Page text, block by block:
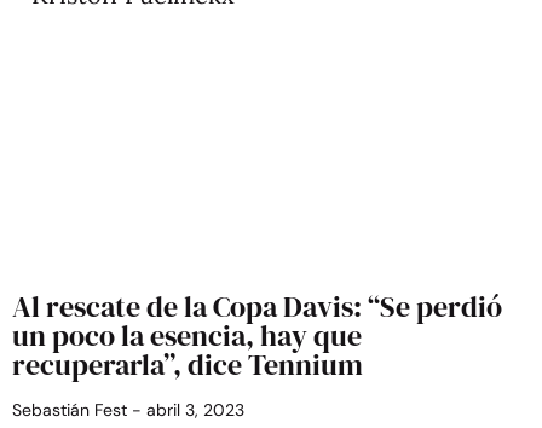
Al rescate de la Copa Davis: “Se perdió
un poco la esencia, hay que
recuperarla”, dice Tennium
Sebastián Fest abril 3, 2023